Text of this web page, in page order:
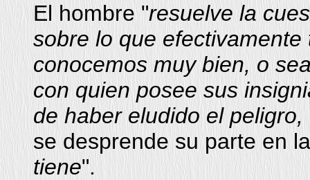
El hombre "resuelve la
sobre lo que
conocemos muy bien, o
con quien posee sus
de haber eludido el
se desprende su parte en
tiene".